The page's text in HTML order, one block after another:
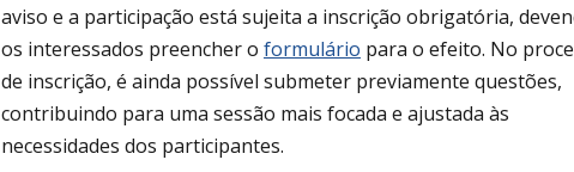
aviso e a participação está sujeita a inscrição obrigatória,
os interessados preencher o formulário para o efeito. No
de inscrição, é ainda possível submeter previamente questões,
contribuindo para uma sessão mais focada e ajustada às
necessidades dos participantes.